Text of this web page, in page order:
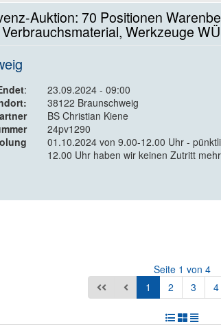
Auktion: 70 Positionen
Werkzeuge
:
23.09.2024 - 09:00
38122 Braunschweig
BS Christian Kiene
24pv1290
01.10.2024 von 9.00-12.00 Uhr -
12.00 Uhr haben wir keinen Zutritt
Seite 1 von 4
1
2 3 4